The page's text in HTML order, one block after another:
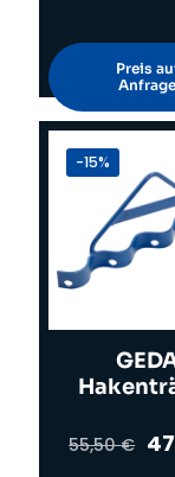
Preis
Anfrage
-15%
55,50€